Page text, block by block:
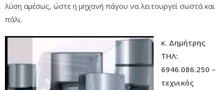
λύση αμέσως, ώστε η μηχανή πάγου να λειτουργεί σωστά και
πάλι.
κ. Δημήτρης
ΤΗΛ:
6946.086.250 –
τεχνικός